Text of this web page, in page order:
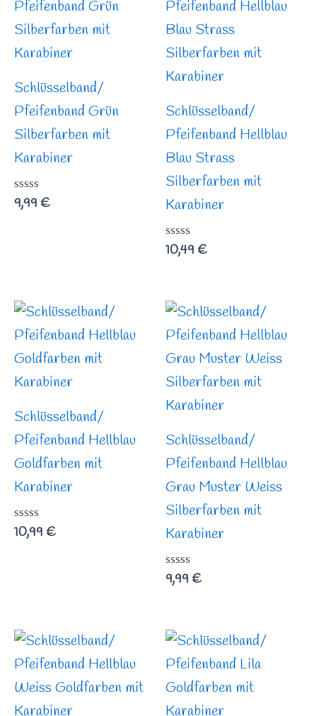
Schlüsselband/
Pfeifenband Grün
Silberfarben mit
Karabiner
Bewertet
mit
9,99 €
Schlüsselband/
Pfeifenband Hellblau
Blau Strass
Silberfarben mit
Karabiner
Bewertet
mit
10,49 €
Schlüsselband/
Pfeifenband Hellblau
Goldfarben mit
Karabiner
Bewertet
mit
10,99 €
Schlüsselband/
Pfeifenband Hellblau
Grau Muster Weiss
Silberfarben mit
Karabiner
Bewertet
mit
9,99 €